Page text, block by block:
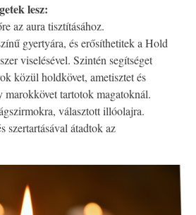
lesz:
az aura tisztításához.
gyertyára, és erősíthetitek a Hold
viselésével. Szintén segítséget
közül holdkövet, ametisztet és
tartotok magatoknál.
választott illóolajra.
szertartásával átadtok az